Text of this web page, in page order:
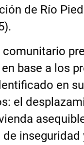
de Río
comunitario
base a los
en
el
inseguridad